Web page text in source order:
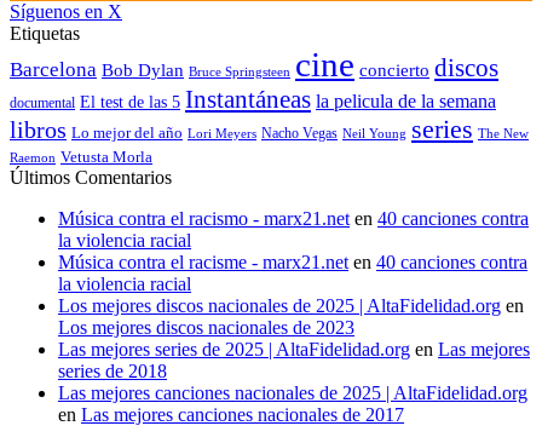
Síguenos en X
Etiquetas
Barcelona Bob Dylan Bruce Springsteen cine concierto discos
documental El test de las 5 Instantáneas la pelicula de la semana
libros Lo mejor del año Lori Meyers Nacho Vegas Neil Young series The New
Raemon Vetusta Morla
Últimos Comentarios
Música contra el racismo - marx21.net en 40 canciones contra
la violencia racial
Música contra el racisme - marx21.net en 40 canciones contra
la violencia racial
Los mejores discos nacionales de 2025 | AltaFidelidad.org en
Los mejores discos nacionales de 2023
Las mejores series de 2025 | AltaFidelidad.org en Las mejores
series de 2018
Las mejores canciones nacionales de 2025 | AltaFidelidad.org
en Las mejores canciones nacionales de 2017